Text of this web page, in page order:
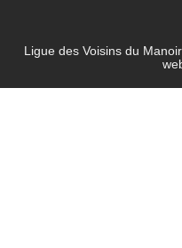
Ligue des Voisins du